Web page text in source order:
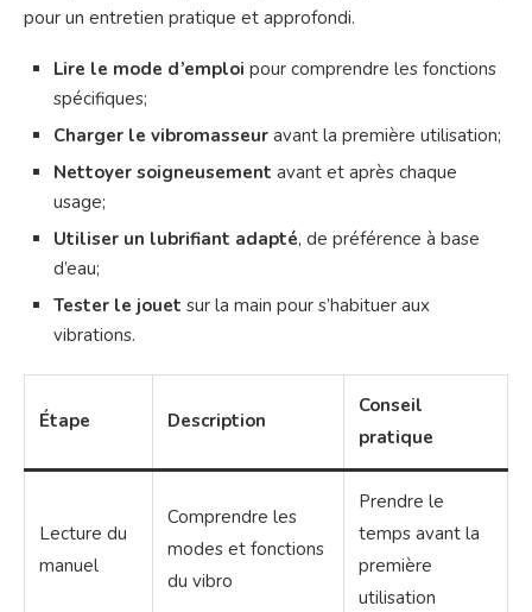
pour un entretien pratique et approfondi.
Lire le mode d’emploi pour comprendre les fonctions
spécifiques;
Charger le vibromasseur avant la première utilisation;
Nettoyer soigneusement avant et après chaque
usage;
Utiliser un lubrifiant adapté, de préférence à base
d’eau;
Tester le jouet sur la main pour s’habituer aux
vibrations.
Étape Description
Conseil
pratique
Lecture du
manuel
Comprendre les
modes et fonctions
du vibro
Prendre le
temps avant la
première
utilisation